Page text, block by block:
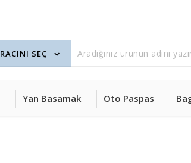
Yan Basamak Oto Paspas